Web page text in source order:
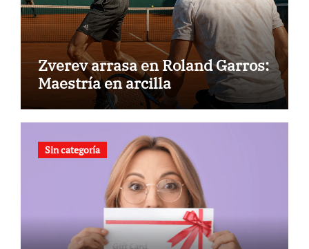
Zverev arrasa en Roland Garros:
Maestría en arcilla
Sin categoría